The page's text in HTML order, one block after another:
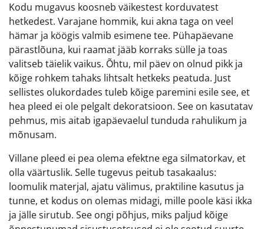
Kodu mugavus koosneb väikestest korduvatest
hetkedest. Varajane hommik, kui akna taga on veel
hämar ja köögis valmib esimene tee. Pühapäevane
pärastlõuna, kui raamat jääb korraks sülle ja toas
valitseb täielik vaikus. Õhtu, mil päev on olnud pikk ja
kõige rohkem tahaks lihtsalt hetkeks peatuda. Just
sellistes olukordades tuleb kõige paremini esile see, et
hea pleed ei ole pelgalt dekoratsioon. See on kasutatav
pehmus, mis aitab igapäevaelul tunduda rahulikum ja
mõnusam.
Villane pleed ei pea olema efektne ega silmatorkav, et
olla väärtuslik. Selle tugevus peitub tasakaalus:
loomulik materjal, ajatu välimus, praktiline kasutus ja
tunne, et kodus on olemas midagi, mille poole käsi ikka
ja jälle sirutub. See ongi põhjus, miks paljud kõige